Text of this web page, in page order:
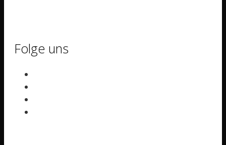
Folge uns